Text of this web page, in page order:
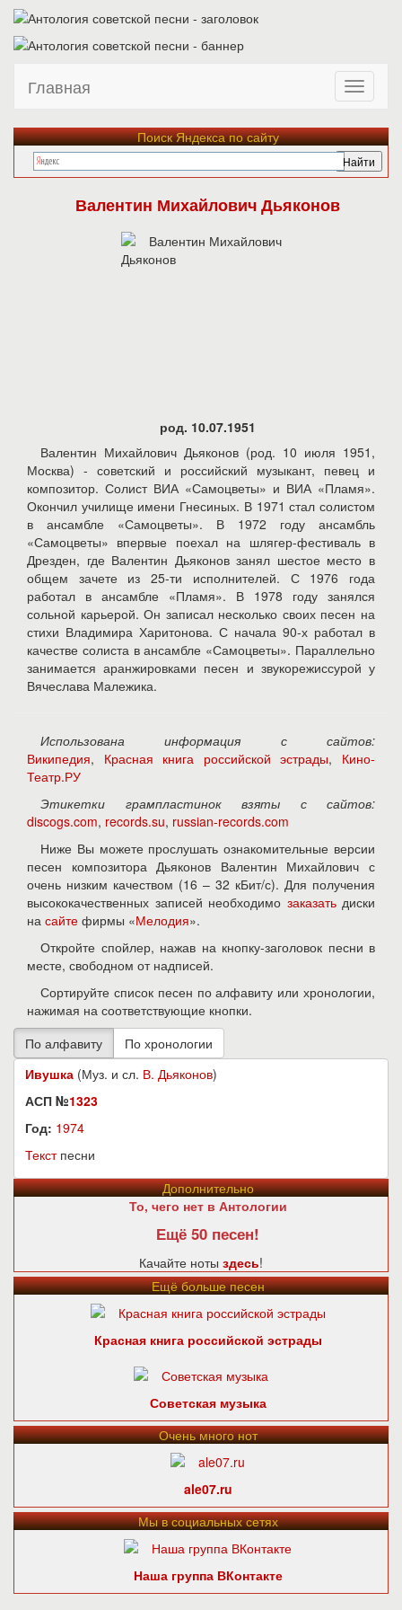
Главная
Поиск Яндекса по сайту
Валентин Михайлович Дьяконов
род. 10.07.1951
Валентин Михайлович Дьяконов (род. 10 июля 1951,
Москва) - советский и российский музыкант, певец и
композитор. Солист ВИА «Самоцветы» и ВИА «Пламя».
Окончил училище имени Гнесиных. В 1971 стал солистом
в ансамбле «Самоцветы». В 1972 году ансамбль
«Самоцветы» впервые поехал на шлягер-фестиваль в
Дрезден, где Валентин Дьяконов занял шестое место в
общем зачете из 25-ти исполнителей. С 1976 года
работал в ансамбле «Пламя». В 1978 году занялся
сольной карьерой. Он записал несколько своих песен на
стихи Владимира Харитонова. С начала 90-х работал в
качестве солиста в ансамбле «Самоцветы». Параллельно
занимается аранжировками песен и звукорежиссурой у
Вячеслава Малежика.
Использована информация с сайтов:
Википедия, Красная книга российской эстрады, Кино-
Театр.РУ
Этикетки грампластинок взяты с сайтов:
discogs.com, records.su, russian-records.com
Ниже Вы можете прослушать ознакомительные версии
песен композитора Дьяконов Валентин Михайлович с
очень низким качеством (16 – 32 кБит/с). Для получения
высококачественных записей необходимо заказатьдиски
на сайте фирмы «Мелодия».
Откройте спойлер, нажав на кнопку-заголовок песни в
месте, свободном от надписей.
Сортируйте список песен по алфавиту или хронологии,
нажимая на соответствующие кнопки.
Ивушка (Муз. и сл. В. Дьяконов)
АСП №1323
Год: 1974
Текстпесни
Дополнительно
То, чего нет в Антологии
Ещё 50 песен!
Качайте ноты здесь!
Ещё больше песен
Красная книга российской эстрады
Советская музыка
Очень много нот
ale07.ru
Мы в социальных сетях
Наша группа ВКонтакте